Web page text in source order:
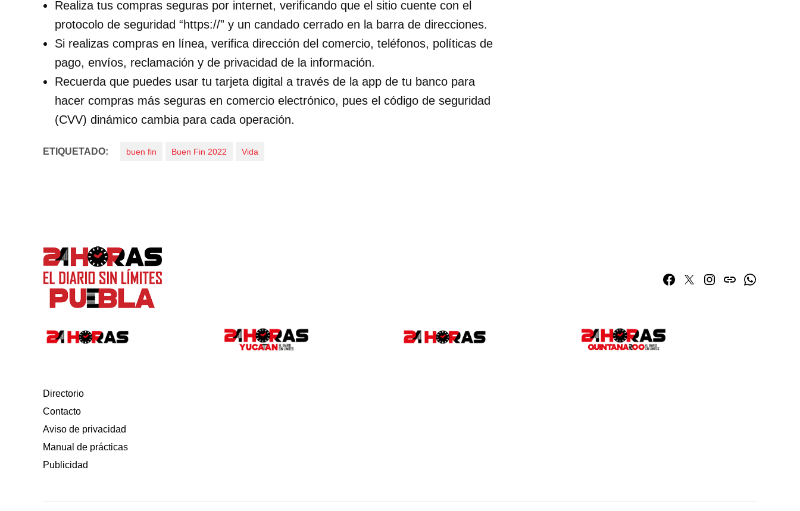
Realiza tus compras seguras por internet, verificando que el sitio cuente con el
protocolo de seguridad “https://” y un candado cerrado en la barra de direcciones.
Si realizas compras en línea, verifica dirección del comercio, teléfonos, políticas de
pago, envíos, reclamación y de privacidad de la información.
Recuerda que puedes usar tu tarjeta digital a través de la app de tu banco para
hacer compras más seguras en comercio electrónico, pues el código de seguridad
(CVV) dinámico cambia para cada operación.
ETIQUETADO: buen fin Buen Fin 2022 Vida
Facebook
TwitterInstagram
issuuWhatsapp
Directorio
Contacto
Aviso de privacidad
Manual de prácticas
Publicidad